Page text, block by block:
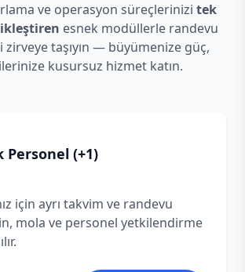
ve operasyon süreçlerinizi tek
esnek modüllerle randevu
zirveye taşıyın — büyümenize güç,
kusursuz hizmet katın.
Personel (+1)
için ayrı takvim ve randevu
mola ve personel yetkilendirme